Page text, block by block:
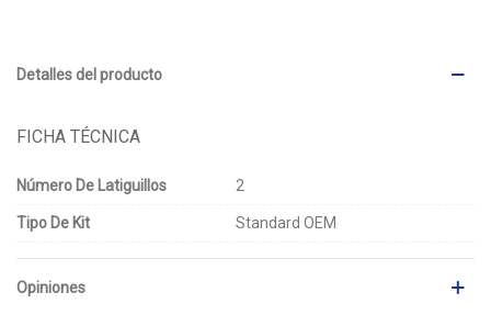
Detalles del producto
FICHA TÉCNICA
Número De Latiguillos 2
Tipo De Kit Standard OEM
Opiniones